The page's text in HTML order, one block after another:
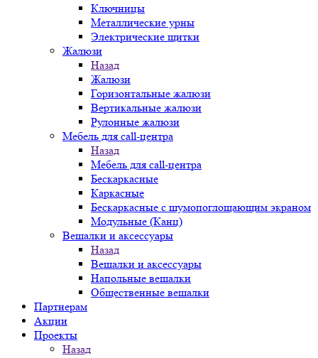
Ключницы
Металлические урны
Электрические щитки
Жалюзи
Назад
Жалюзи
Горизонтальные жалюзи
Вертикальные жалюзи
Рулонные жалюзи
Мебель для call-центра
Назад
Мебель для call-центра
Бескаркасные
Каркасные
Бескаркасные с шумопоглощающим экраном
Модульные (Канц)
Вешалки и аксессуары
Назад
Вешалки и аксессуары
Напольные вешалки
Общественные вешалки
Партнерам
Акции
Проекты
Назад